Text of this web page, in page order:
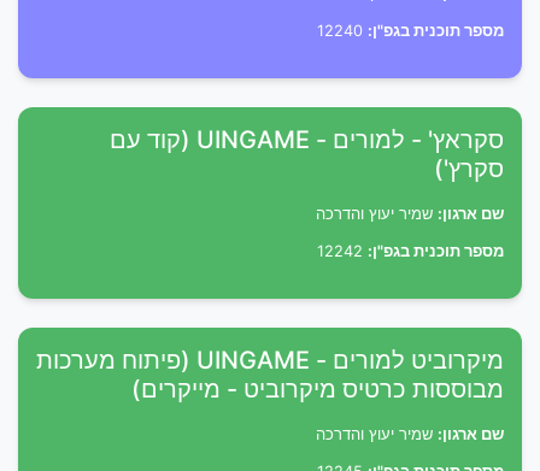
מספר תוכנית בגפ"ן:
סקראץ' - למורים - UINGAME (קוד עם
סקרץ')
שם ארגון: שמיר יעוץ והדרכה
מספר תוכנית בגפ"ן:
מיקרוביט למורים - UINGAME (פיתוח מערכות
מבוססות כרטיס מיקרוביט - מייקרים)
שם ארגון: שמיר יעוץ והדרכה